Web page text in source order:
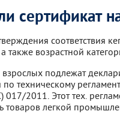
сертификат
соответствия
также возрастной
взрослых подлежат
по техническому
017/2011. Этот тех.
товаров легкой